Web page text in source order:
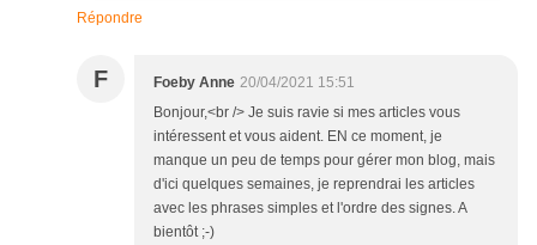
Répondre
F Foeby Anne 20/04/2021 15:51
Bonjour,<br /> Je suis ravie si mes articles vous
intéressent et vous aident. EN ce moment, je
manque un peu de temps pour gérer mon blog, mais
d'ici quelques semaines, je reprendrai les articles
avec les phrases simples et l'ordre des signes. A
bientôt ;-)